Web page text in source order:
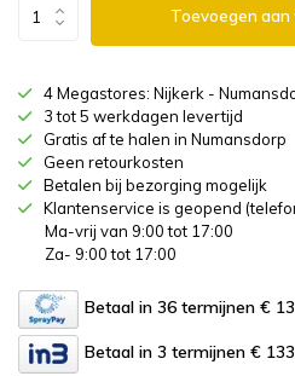
Toevoegen
4 Megastores: Nijkerk -
3 tot 5 werkdagen levertijd
Gratis af te halen in Numansdorp
Geen retourkosten
Betalen bij bezorging mogelijk
Klantenservice is geopend
Ma-vrij van 9:00 tot 17:00
Za- 9:00 tot 17:00
Betaal in 36 termijnen €
Betaal in 3 termijnen €